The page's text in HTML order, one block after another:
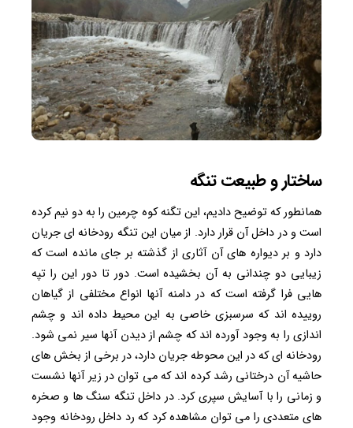
ساختار و طبیعت تنگه
همانطور که توضیح دادیم، این تگنه کوه چرمین را به دو نیم کرده
است و در داخل آن قرار دارد. از میان این تنگه رودخانه ای جریان
دارد و بر دیواره های آن آثاری از گذشته بر جای مانده است که
زیبایی دو چندانی به آن بخشیده است. دور تا دور این را تپه
هایی فرا گرفته است که در دامنه آنها انواع مختلفی از گیاهان
روییده اند که سرسبزی خاصی به این محیط داده اند و چشم
اندازی را به وجود آورده اند که چشم از دیدن آنها سیر نمی شود.
رودخانه ای که در این محوطه جریان دارد، در برخی از بخش های
حاشیه آن درختانی رشد کرده اند که می توان در زیر آنها نشست
و زمانی را با آسایش سپری کرد. در داخل تنگه سنگ ها و صخره
های متعددی را می توان مشاهده کرد که رد داخل رودخانه وجود